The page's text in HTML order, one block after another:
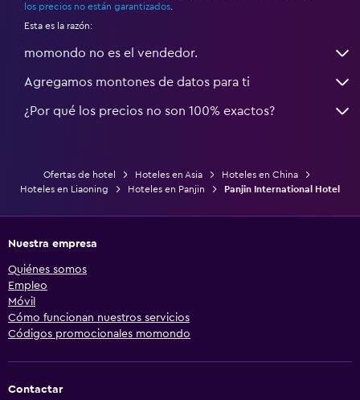
los precios no están garantizados
Esta es la razón:
momondo no es el vendedor.
Agregamos montones de datos para ti
¿Por qué los precios no son 100% exactos?
Ofertas de hotel Hoteles en Asia
Hoteles en China
Hoteles en Liaoning
Hoteles en Panjin Panjin International Hotel
Nuestra empresa
Quiénes somos
Empleo
Móvil
Cómo funcionan nuestros servicios
Códigos promocionales momondo
Contactar